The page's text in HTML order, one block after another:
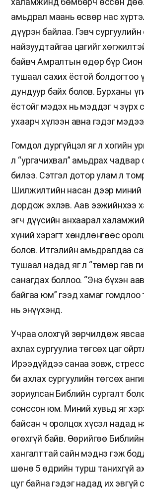
амьдрал маань өсвөр нас
дүүрэн байлаа. Гэвч
найзуудтайгаа цагийг
байвч Амралтын өдөр бүр Сион
тушаал сахих ёстой болдогтоо
дундуур байх болов. Бурханы
ёстойг мэдэх нь мэддэг ч зүрх
ухаарч хүлээн авна гэдэг
Гомдол дургүйцэл яг л хогийн
л “ургачихвал” амьдрах
билээ. Сэтгэл дотор улам л
Шилжилтийн насан дээр миний
дордож эхлэв. Аав ээжийнхээ
эгч дүүсийн анхаарал
хүний хэрэгт хөндлөнгөөс
болов. Итгэлийн амьдралдаа
тушаал надад яг л “төмөр гав
санагдах боллоо. “Энэ бүхэн
байгаа юм” гээд хамаг гомдлоо
нь энүүхэнд.
Учраа олохгүй зөрчилдөж
ахлах сургуулиа төгсөх цаг
Ирээдүйдээ санаа зовж,
би ахлах сургуулийн төгсөх
зориулсан Библийн сургалт
сонссон юм. Миний хувьд яг
байсан ч оролцох хүсэл надад
өгөхгүй байв. Өөрийгөө
хангалттай сайн мэднэ гэж
шөнө 5 өдрийн турш танихгүй
цуг байна гэдэг надад их эвгүй